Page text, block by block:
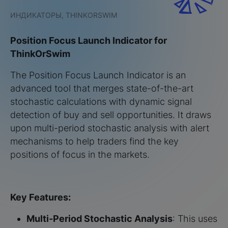
ИНДИКАТОРЫ, THINKORSWIM
Position Focus Launch Indicator for
ThinkOrSwim
The Position Focus Launch Indicator is an
advanced tool that merges state-of-the-art
stochastic calculations with dynamic signal
detection of buy and sell opportunities. It draws
upon multi-period stochastic analysis with alert
mechanisms to help traders find the key
positions of focus in the markets.
Key Features:
Multi-Period Stochastic Analysis: This uses